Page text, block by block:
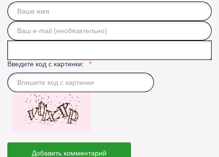
Введите код с картинки:
Добавить комментарий